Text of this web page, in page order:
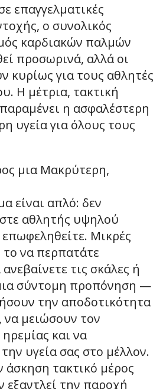
επαγγελματικές
ο συνολικός
καρδιακών παλμών
προσωρινά, αλλά οι
κυρίως για τους αθλητές
Η μέτρια, τακτική
η ασφαλέστερη
υγεία για όλους τους
μια Μακρύτερη,
είναι απλό: δεν
αθλητής υψηλού
Μικρές
να περπατάτε
τις σκάλες ή
σύντομη προπόνηση —
την αποδοτικότητα
να μειώσουν τον
και να
υγεία σας στο μέλλον.
άσκηση τακτικό μέρος
εξαντλεί την παροχή